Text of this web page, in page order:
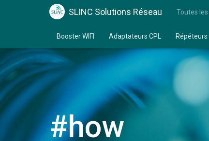
SLINC Solutions Réseau Toutes
Booster WIFI Adaptateurs CPL Répéteurs
#how